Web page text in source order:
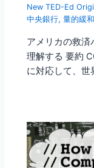
New TED-Ed
中央銀行,量的緩和
アメリカの救済
理解する 要約
に対応して、世